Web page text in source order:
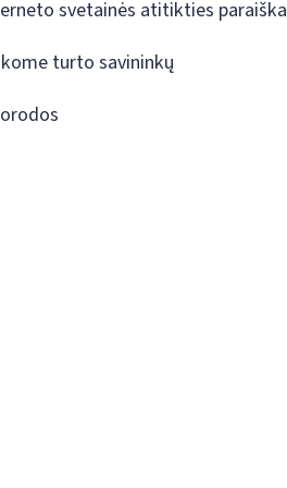
svetainės atitikties paraiška
turto savininkų